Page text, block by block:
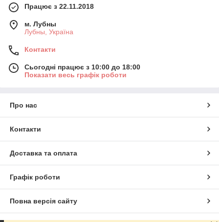
Працює з 22.11.2018
м. Лубны
Лубны, Україна
Контакти
Сьогодні працює з 10:00 до 18:00
Показати весь графік роботи
Про нас
Контакти
Доставка та оплата
Графік роботи
Повна версія сайту